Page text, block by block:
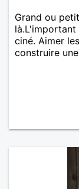
Grand ou
là.L'important
ciné. Aimer
construire